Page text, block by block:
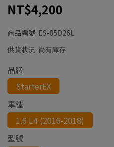
NT$4,200
商品編號: ES-85D26L
供貨狀況: 尚有庫存
品牌
StarterEX
車種
1.6 L4 (2016-2018)
型號